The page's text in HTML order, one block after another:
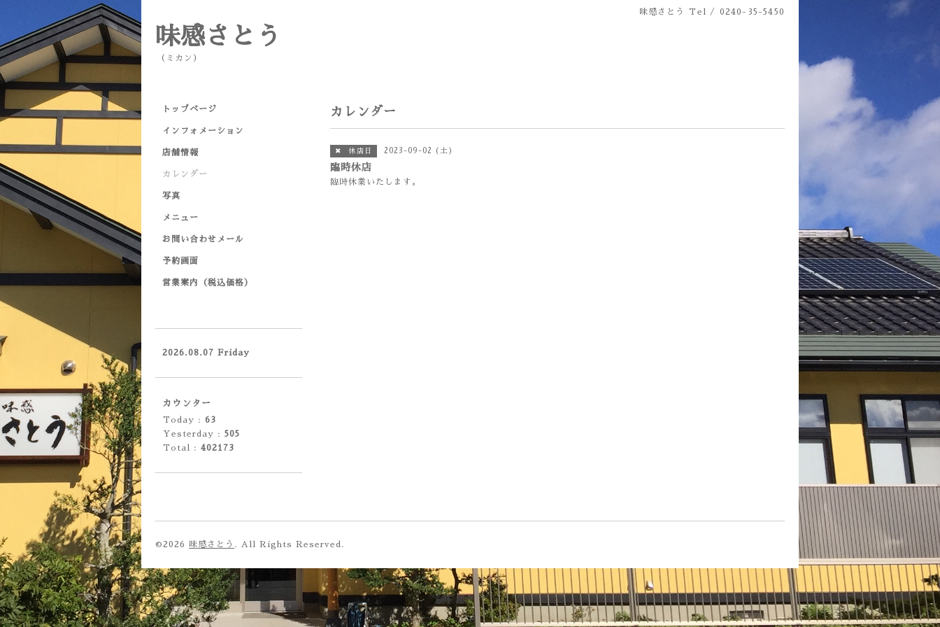
味感さとう Tel / 0240-35-5450
味感さとう
（ミカン）
カレンダー
✖ 休店日 2023-09-02 (土)
臨時休店
臨時休業いたします。
トップページ
インフォメーション
店舗情報
カレンダー
写真
メニュー
お問い合わせメール
予約画面
営業案内（税込価格）
2026.08.07 Friday
カウンター
Today : 63
Yesterday : 505
Total : 402173
©2026 味感さとう . All Rights Reserved.